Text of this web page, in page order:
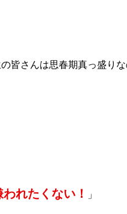
皆さんは思春期真っ盛り
れたくない！ 」